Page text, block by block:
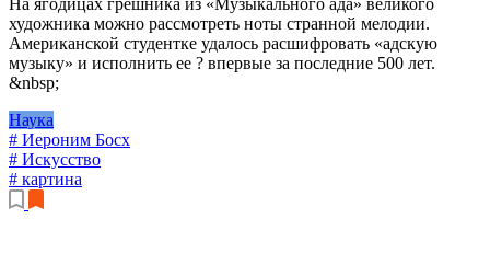
художника можно рассмотреть ноты странной мелодии.
Американской студентке удалось расшифровать «адскую
музыку» и исполнить ее ? впервые за последние 500 лет.
&nbsp;
Наука
# Иероним Босх
# Искусство
# картина